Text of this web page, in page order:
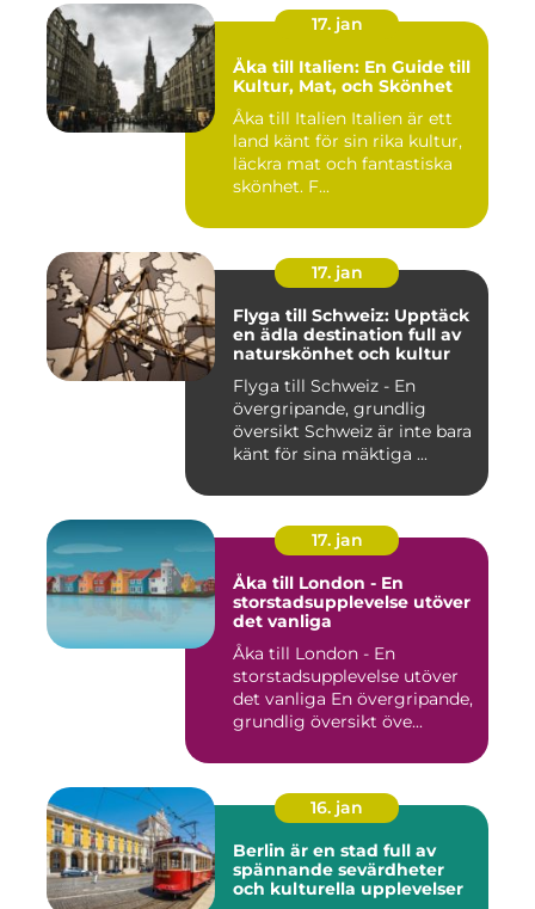
17. jan
Åka till Italien: En Guide till
Kultur, Mat, och Skönhet
Åka till Italien Italien är ett
land känt för sin rika kultur,
läckra mat och fantastiska
skönhet. F...
17. jan
Flyga till Schweiz: Upptäck
en ädla destination full av
naturskönhet och kultur
Flyga till Schweiz - En
övergripande, grundlig
översikt Schweiz är inte bara
känt för sina mäktiga ...
17. jan
Åka till London - En
storstadsupplevelse utöver
det vanliga
Åka till London - En
storstadsupplevelse utöver
det vanliga En övergripande,
grundlig översikt öve...
16. jan
Berlin är en stad full av
spännande sevärdheter
och kulturella upplevelser